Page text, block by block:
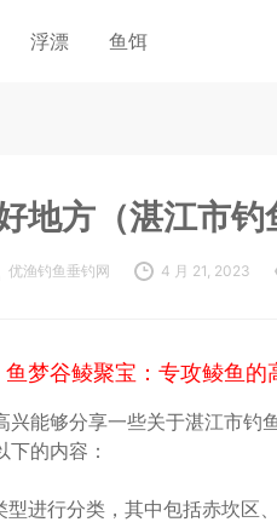
浮漂 鱼饵
地方（湛江市钓
优渔钓鱼垂钓网 4 月 21, 2023
鱼梦谷鲮聚宝：专攻鲮鱼的
能够分享一些关于湛江市钓
的内容：
进行分类，其中包括赤坎区